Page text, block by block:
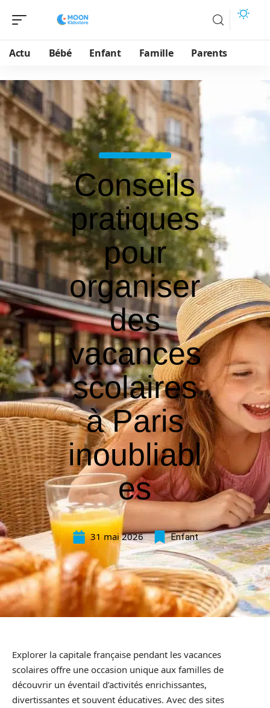
Actu Bébé Enfant Famille Parents
Conseils
pratiques
pour
organiser
des
vacances
scolaires
à Paris
inoubliabl
es
31 mai 2026 Enfant
Explorer la capitale française pendant les vacances
scolaires offre une occasion unique aux familles de
découvrir un éventail d’activités enrichissantes,
divertissantes et souvent éducatives. Avec des sites